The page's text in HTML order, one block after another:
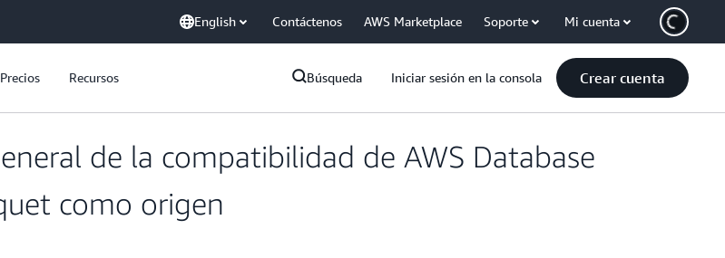
English Contáctenos AWS Marketplace Soporte Mi cuenta
Precios Recursos Búsqueda Iniciar sesión en la consola Crear cuenta
de la compatibilidad de AWS Database
como origen